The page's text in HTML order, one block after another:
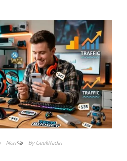
Non By GeekRadin